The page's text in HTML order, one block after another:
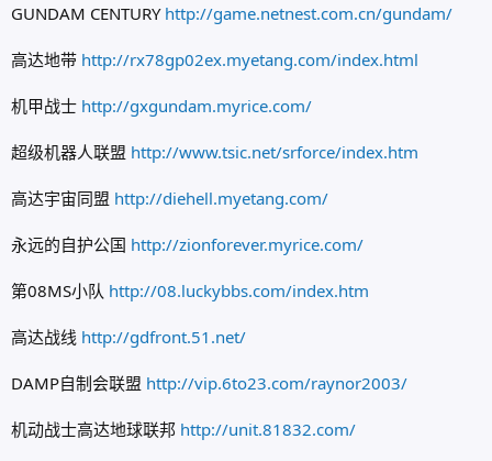
GUNDAM CENTURY http://game.netnest.com.cn/gundam/
高达地带 http://rx78gp02ex.myetang.com/index.html
机甲战士 http://gxgundam.myrice.com/
超级机器人联盟 http://www.tsic.net/srforce/index.htm
高达宇宙同盟 http://diehell.myetang.com/
永远的自护公国 http://zionforever.myrice.com/
第08MS小队 http://08.luckybbs.com/index.htm
高达战线 http://gdfront.51.net/
DAMP自制会联盟 http://vip.6to23.com/raynor2003/
机动战士高达地球联邦 http://unit.81832.com/